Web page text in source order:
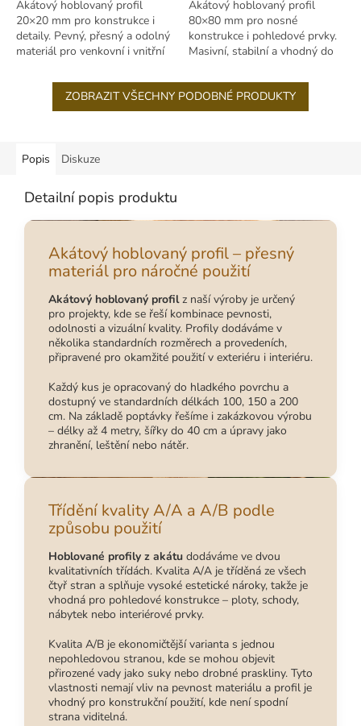
Akátový hoblovaný profil
20×20 mm pro konstrukce i
detaily. Pevný, přesný a odolný
materiál pro venkovní i vnitřní
Akátový hoblovaný profil
80×80 mm pro nosné
konstrukce i pohledové prvky.
Masivní, stabilní a vhodný do
podmínek.
ZOBRAZIT VŠECHNY PODOBNÉ PRODUKTY
Popis Diskuze
Detailní popis produktu
Akátový hoblovaný profil – přesný
materiál pro náročné použití
Akátový hoblovaný profilz naší výroby je určený
pro projekty, kde se řeší kombinace pevnosti,
odolnosti a vizuální kvality. Profily dodáváme v
několika standardních rozměrech a provedeních,
připravené pro okamžité použití v exteriéru i interiéru.
Každý kus je opracovaný do hladkého povrchu a
dostupný ve standardních délkách 100, 150 a 200
cm. Na základě poptávky řešíme i zakázkovou výrobu
– délky až 4 metry, šířky do 40 cm a úpravy jako
zhranění, leštění nebo nátěr.
Třídění kvality A/A a A/B podle
způsobu použití
Hoblované profily z akátu dodáváme ve dvou
kvalitativních třídách. Kvalita A/A je tříděná ze všech
čtyř stran a splňuje vysoké estetické nároky, takže je
vhodná pro pohledové konstrukce – ploty, schody,
nábytek nebo interiérové prvky.
Kvalita A/B je ekonomičtější varianta s jednou
nepohledovou stranou, kde se mohou objevit
přirozené vady jako suky nebo drobné praskliny. Tyto
vlastnosti nemají vliv na pevnost materiálu a profil je
vhodný pro konstrukční použití, kde není spodní
strana viditelná.